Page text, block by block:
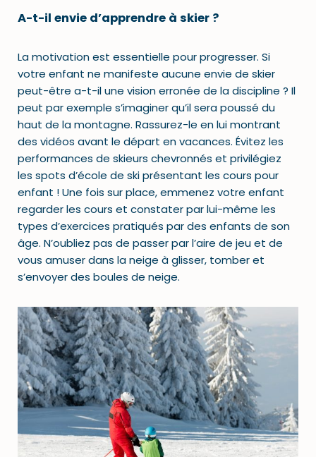
A-t-il envie d’apprendre à skier ?
La motivation est essentielle pour progresser. Si
votre enfant ne manifeste aucune envie de skier
peut-être a-t-il une vision erronée de la discipline ? Il
peut par exemple s’imaginer qu’il sera poussé du
haut de la montagne. Rassurez-le en lui montrant
des vidéos avant le départ en vacances. Évitez les
performances de skieurs chevronnés et privilégiez
les spots d’école de ski présentant les cours pour
enfant ! Une fois sur place, emmenez votre enfant
regarder les cours et constater par lui-même les
types d’exercices pratiqués par des enfants de son
âge. N’oubliez pas de passer par l’aire de jeu et de
vous amuser dans la neige à glisser, tomber et
s’envoyer des boules de neige.